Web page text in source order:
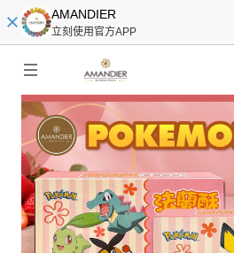
AMANDIER
立刻使用官方APP